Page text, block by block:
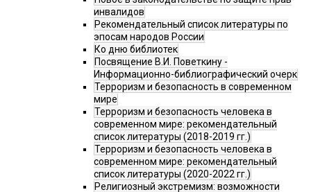
инвалидов
Рекомендательный список литературы по
эпосам народов России
Ко дню библиотек
Посвящение В.И. Поветкину -
Информационно-библиографический очерк
Терроризм и безопасность в современном
мире
Терроризм и безопасность человека в
современном мире: рекомендательный
список литературы (2018-2019 гг.)
Терроризм и безопасность человека в
современном мире: рекомендательный
список литературы (2020-2022 гг.)
Религиозный экстремизм: возможности